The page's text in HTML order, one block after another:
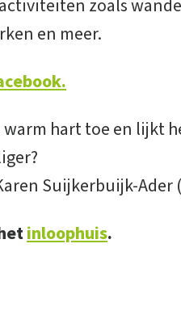
zoals
en meer.
hart toe en lijkt
Suijkerbuijk-Ader
inloophuis.